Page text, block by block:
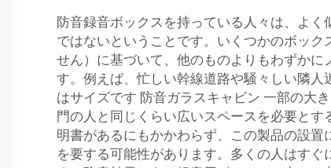
防音録音ボックスを持っている人々は、よ
ではないということです。いくつかのボッ
せん）に基づいて、他のものよりもわずか
す。例えば、忙しい幹線道路や騒々しい隣
はサイズです 防音ガラスキャビン 一部の大
門の人と同じくらい広いスペースを必要と
明書があるにもかかわらず、この製品の設
を要する可能性があります。多くの人はす